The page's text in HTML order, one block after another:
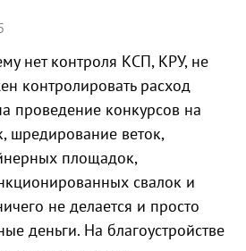
нет контроля КСП, КРУ, не
контролировать расход
проведение конкурсов на
шредирование веток,
площадок,
свалок и
не делается и просто
деньги. На благоустройстве